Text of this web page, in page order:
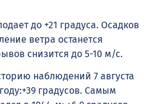
до +21 градуса. Осадков
ветра останется
снизится до 5-10 м/с.
наблюдений 7 августа
градусов. Самым